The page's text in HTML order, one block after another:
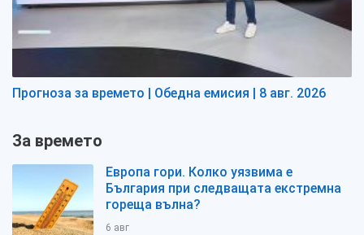
Прогноза за времето | Обедна емисия | 8 авг. 2026
За времето
Европа гори. Колко уязвима е
България при следващата екстремна
гореща вълна?
6 авг